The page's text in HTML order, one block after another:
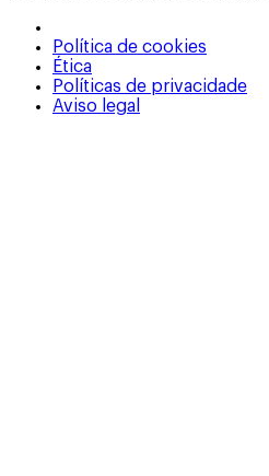
Política de cookies
Ética
Políticas de privacidade
Aviso legal